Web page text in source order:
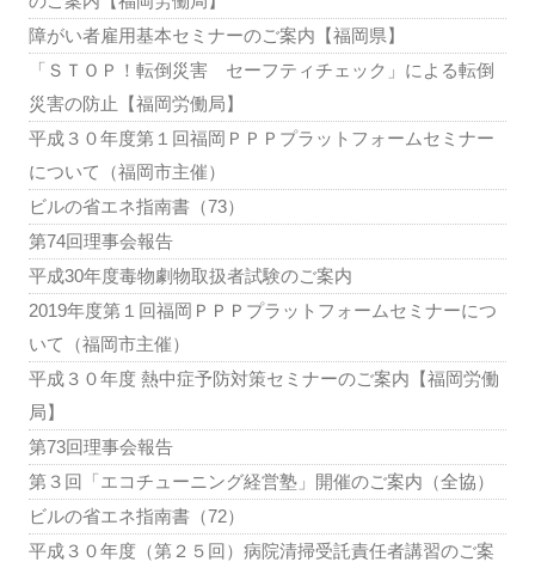
障がい者雇用基本セミナーのご案内【福岡県】
「ＳＴＯＰ！転倒災害 セーフティチェック」による転倒
災害の防止【福岡労働局】
平成３０年度第１回福岡ＰＰＰプラットフォームセミナー
について（福岡市主催）
ビルの省エネ指南書（73）
第74回理事会報告
平成30年度毒物劇物取扱者試験のご案内
2019年度第１回福岡ＰＰＰプラットフォームセミナーにつ
いて（福岡市主催）
平成３０年度 熱中症予防対策セミナーのご案内【福岡労働
局】
第73回理事会報告
第３回「エコチューニング経営塾」開催のご案内（全協）
ビルの省エネ指南書（72）
平成３０年度（第２５回）病院清掃受託責任者講習のご案